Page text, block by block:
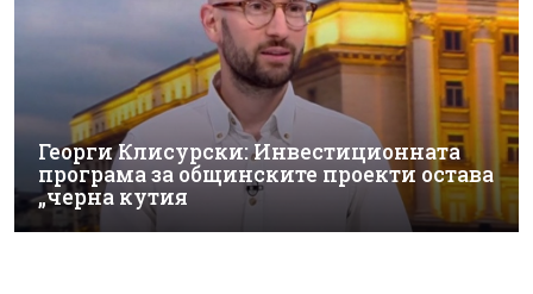
Георги Клисурски: Инвестиционната
програма за общинските проекти остава
„черна кутия